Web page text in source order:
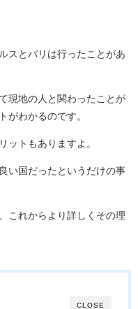
スとバリは行ったことがあ
現地の人と関わったことが
がわかるのです。
ットもありますよ。
い国だったというだけの事
これからより詳しくその理
CLOSE